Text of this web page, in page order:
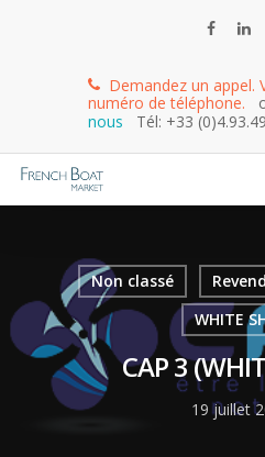
Demandez un appel.
numéro de téléphone.
nous
Tél: +33
Non classé
WHITE
CAP 3
19 juillet